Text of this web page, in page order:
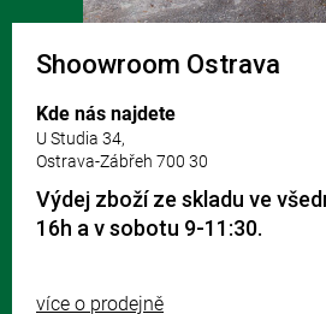
Shoowroom Ostrava
Kde nás najdete
U Studia 34,
Ostrava-Zábřeh 700 30
Výdej zboží ze skladu ve
16h a v sobotu 9-11:30.
více o prodejně